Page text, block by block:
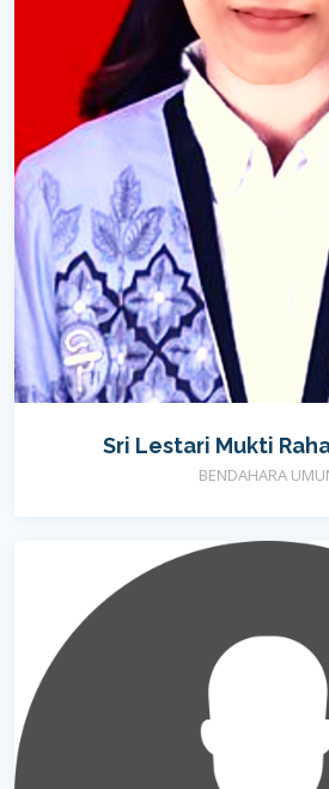
Sri Lestari Mukti
BENDAHARA